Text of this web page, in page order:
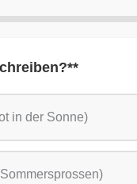
in der Sonne)